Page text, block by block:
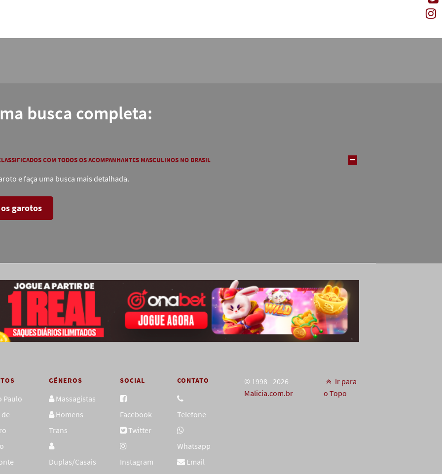
busca completa:
COM TODOS OS ACOMPANHANTES MASCULINOS NO BRASIL
e faça uma busca mais detalhada.
garotos
Paulo
GÊNEROS
Massagistas
Homens
Trans
Duplas/Casais
SOCIAL
Facebook
Twitter
Instagram
CONTATO
Telefone
Whatsapp
Email
© 1998 - 2026
Malicia.com.br
Ir para
o Topo